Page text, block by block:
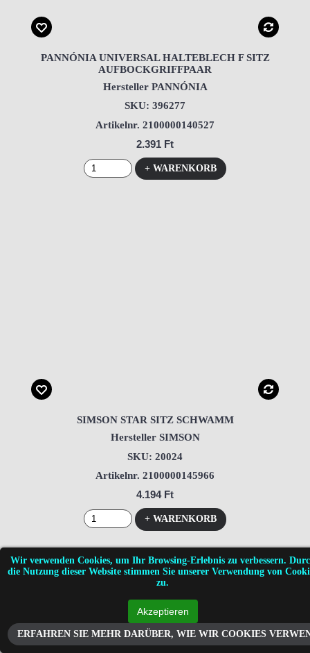
Wir verwenden Cookies, um Ihr Browsing-Erlebnis zu verbessern.
die Nutzung dieser Website stimmen Sie unserer Verwendung von
zu.
ERFAHREN SIE MEHR DARÜBER, WIE WIR COOKIES
PANNÓNIA UNIVERSAL HALTEBLECH F SITZ
AUFBOCKGRIFFPAAR
Hersteller PANNÓNIA
SKU: 396277
Artikelnr. 2100000140527
2.391 Ft
+ WARENKORB
SIMSON STAR SITZ SCHWAMM
Hersteller SIMSON
SKU: 20024
Artikelnr. 2100000145966
4.194 Ft
+ WARENKORB